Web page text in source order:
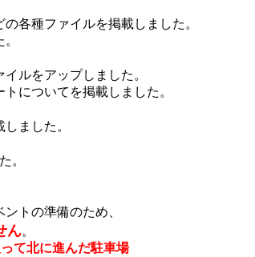
各種ファイルを掲載しました。
ルをアップしました。
についてを掲載しました。
ました。
。
トの準備のため、
ん。
て北に進んだ駐車場